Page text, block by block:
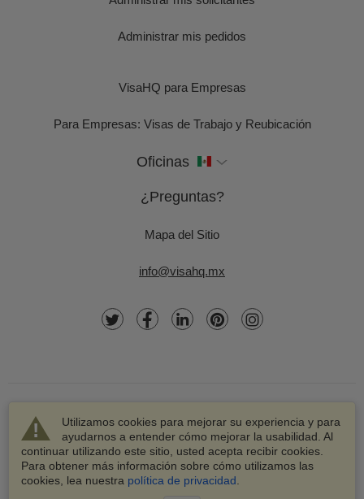
Utilizamos cookies para mejorar su experiencia y para
ayudarnos a entender cómo mejorar la usabilidad. Al
continuar utilizando este sitio, usted acepta recibir cookies.
Para obtener más información sobre cómo utilizamos las
cookies, lea nuestra política de privacidad
Administrar mis pedidos
VisaHQ para Empresas
Para Empresas: Visas de Trabajo y Reubicación
Oficinas
¿Preguntas?
Mapa del Sitio
info@visahq.mx
© 2003-2026 VisaHQ.com, Inc. Todos los derechos
reservados.
VisaHQ y el logotipo de VisaHQ son marcas registradas de